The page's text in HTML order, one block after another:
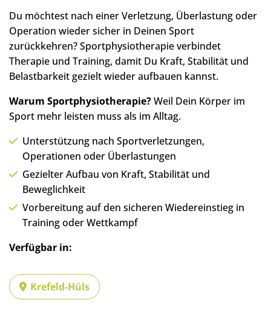
Du möchtest nach einer Verletzung, Überlastung oder
Operation wieder sicher in Deinen Sport
zurückkehren? Sportphysiotherapie verbindet
Therapie und Training, damit Du Kraft, Stabilität und
Belastbarkeit gezielt wieder aufbauen kannst.
Warum Sportphysiotherapie?Weil Dein Körper im
Sport mehr leisten muss als im Alltag.
Unterstützung nach Sportverletzungen,
Operationen oder Überlastungen
Gezielter Aufbau von Kraft, Stabilität und
Beweglichkeit
Vorbereitung auf den sicheren Wiedereinstieg in
Training oder Wettkampf
Verfügbar in:
Krefeld-Hüls